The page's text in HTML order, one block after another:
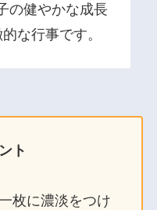
の健やかな成長
な行事です。
ト
枚に濃淡をつけ